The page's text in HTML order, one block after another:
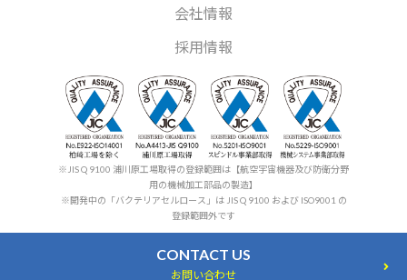
会社情報
採用情報
※JIS Q 9100 浦川原工場取得の登録範囲は【航空宇宙機器及び防衛分野
用の機械加工部品の製造】
※開発中の「バクテリアセルロース」は JIS Q 9100 および ISO9001 の
登録範囲外です
CONTACT US
お問い合わせ